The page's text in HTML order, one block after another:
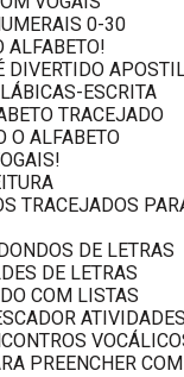
0-30
ALFABETO!
DIVERTIDO
ESCRITA
TRACEJADO
O ALFABETO
TRACEJADOS
DE LETRAS
DE LETRAS
COM LISTAS
PREENCHER